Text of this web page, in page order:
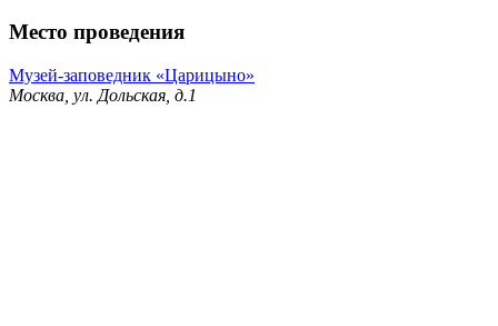
Место проведения
Музей-заповедник «Царицыно»
Москва, ул. Дольская, д.1